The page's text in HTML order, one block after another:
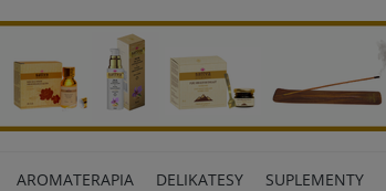
AROMATERAPIA DELIKATESY SUPLEMENTY